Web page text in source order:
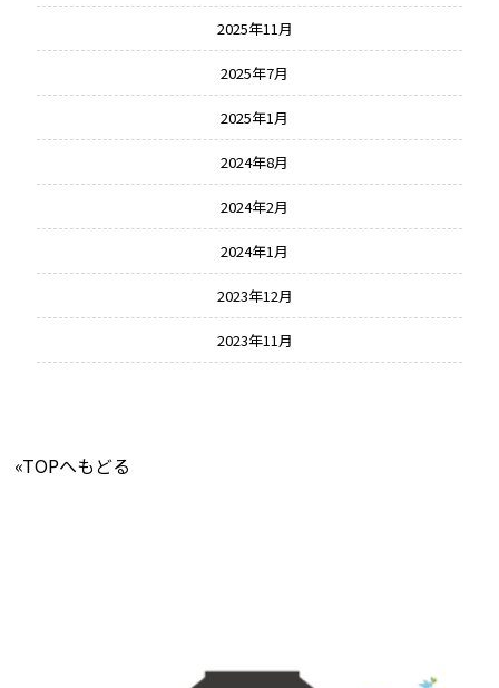
2025年11月
2025年7月
2025年1月
2024年8月
2024年2月
2024年1月
2023年12月
2023年11月
«TOPへもどる